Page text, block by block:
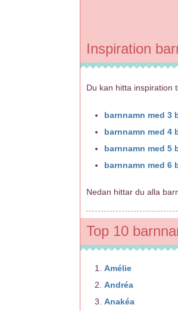
Inspiration
Du kan hitta inspiration
barnnamn med 3
barnnamn med 4
barnnamn med 5
barnnamn med 6
Nedan hittar du alla
Top 10
Amélie
Andréa
Anakéa